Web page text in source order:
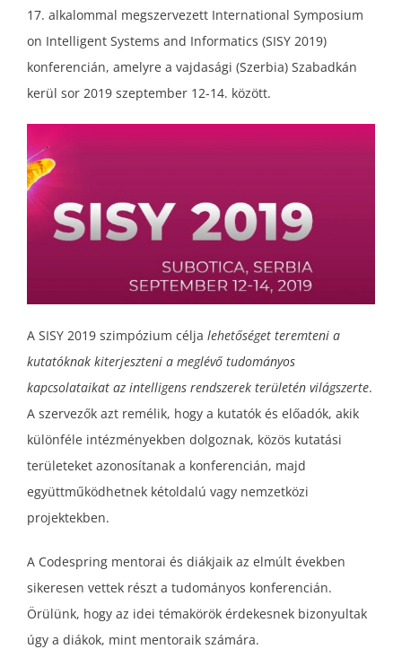
17. alkalommal megszervezett International Symposium
on Intelligent Systems and Informatics (SISY 2019)
konferencián, amelyre a vajdasági (Szerbia) Szabadkán
kerül sor 2019 szeptember 12-14. között.
A SISY 2019 szimpózium célja lehetőséget teremteni a
kutatóknak kiterjeszteni a meglévő tudományos
kapcsolataikat az intelligens rendszerek területén világszerte.
A szervezők azt remélik, hogy a kutatók és előadók, akik
különféle intézményekben dolgoznak, közös kutatási
területeket azonosítanak a konferencián, majd
együttműködhetnek kétoldalú vagy nemzetközi
projektekben.
A Codespring mentorai és diákjaik az elmúlt években
sikeresen vettek részt a tudományos konferencián.
Örülünk, hogy az idei témakörök érdekesnek bizonyultak
úgy a diákok, mint mentoraik számára.